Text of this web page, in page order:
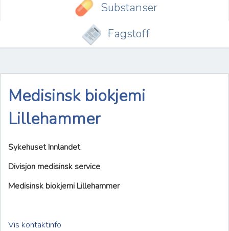
Substanser
Fagstoff
Medisinsk biokjemi
Lillehammer
Sykehuset Innlandet
Divisjon medisinsk service
Medisinsk biokjemi Lillehammer
Vis kontaktinfo